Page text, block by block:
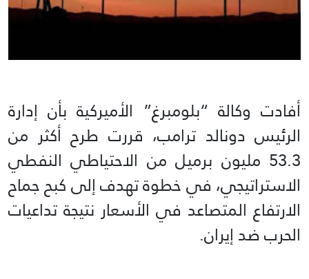
أفادت وكالة “بلومبرغ” الأميركية بأن إدارة
الرئيس دونالد ترامب، قررت طرح أكثر من
53.3 مليون برميل من الاحتياطي النفطي
الاستراتيجي، في خطوة تهدف إلى كبح جماح
الارتفاع المتصاعد في الأسعار نتيجة تداعيات
الحرب ضد إيران.